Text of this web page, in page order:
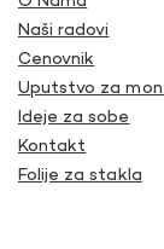
Naši radovi
Cenovnik
Uputstvo za
Ideje za sobe
Kontakt
Folije za stakla